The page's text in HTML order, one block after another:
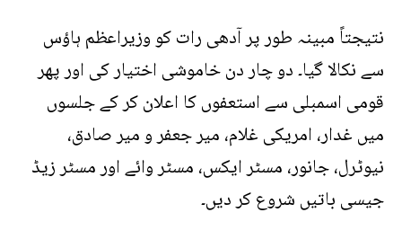
نتیجتاً مبینہ طور پر آدھی رات کو وزیراعظم ہاؤس
سے نکالا گیا۔ دو چار دن خاموشی اختیار کی اور پھر
قومی اسمبلی سے استعفوں کا اعلان کر کے جلسوں
میں غدار، امریکی غلام، میر جعفر و میر صادق،
نیوٹرل، جانور، مسٹر ایکس، مسٹر وائے اور مسٹر زیڈ
جیسی باتیں شروع کر دیں۔